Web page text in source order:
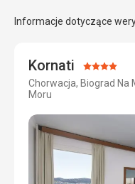
Informacje dotyczące
Kornati Ocena:
4/5
Chorwacja, Biograd Na
Moru